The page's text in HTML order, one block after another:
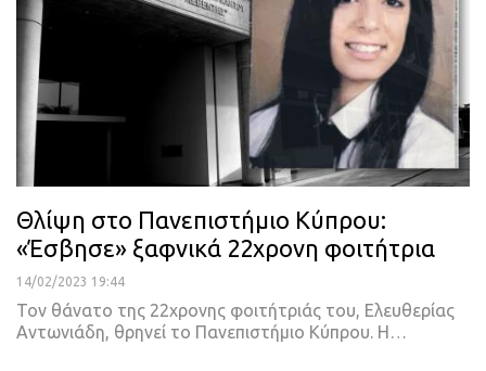
Θλίψη στο Πανεπιστήμιο Κύπρου:
«Έσβησε» ξαφνικά 22χρονη φοιτήτρια
14/02/2023 19:44
Τον θάνατο της 22χρονης φοιτήτριάς του, Ελευθερίας
Αντωνιάδη, θρηνεί το Πανεπιστήμιο Κύπρου. Η …